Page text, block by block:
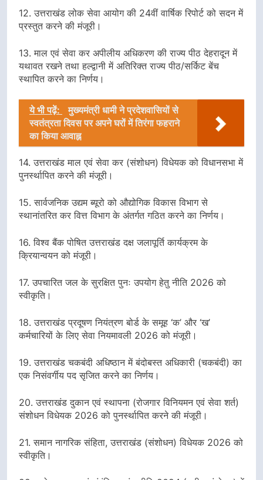
12. उत्तराखंड लोक सेवा आयोग की 24वीं वार्षिक रिपोर्ट को सदन में
प्रस्तुत करने की मंजूरी।
13. माल एवं सेवा कर अपीलीय अधिकरण की राज्य पीठ देहरादून में
यथावत रखने तथा हल्द्वानी में अतिरिक्त राज्य पीठ/सर्किट बेंच
स्थापित करने का निर्णय।
ये भी पढ़ें:
मुख्यमंत्री धामी ने प्रदेशवासियों से
स्वतंत्रता दिवस पर अपने घरों में तिरंगा फहराने
का किया आवाह्न
14. उत्तराखंड माल एवं सेवा कर (संशोधन) विधेयक को विधानसभा में
पुनर्स्थापित करने की मंजूरी।
15. सार्वजनिक उद्यम ब्यूरो को औद्योगिक विकास विभाग से
स्थानांतरित कर वित्त विभाग के अंतर्गत गठित करने का निर्णय।
16. विश्व बैंक पोषित उत्तराखंड दक्ष जलापूर्ति कार्यक्रम के
क्रियान्वयन को मंजूरी।
17. उपचारित जल के सुरक्षित पुनः उपयोग हेतु नीति 2026 को
स्वीकृति।
18. उत्तराखंड प्रदूषण नियंत्रण बोर्ड के समूह ‘क’ और ‘ख’
कर्मचारियों के लिए सेवा नियमावली 2026 को मंजूरी।
19. उत्तराखंड चकबंदी अधिष्ठान में बंदोबस्त अधिकारी (चकबंदी) का
एक निसंवर्गीय पद सृजित करने का निर्णय।
20. उत्तराखंड दुकान एवं स्थापना (रोजगार विनियमन एवं सेवा शर्त)
संशोधन विधेयक 2026 को पुनर्स्थापित करने की मंजूरी।
21. समान नागरिक संहिता, उत्तराखंड (संशोधन) विधेयक 2026 को
स्वीकृति।